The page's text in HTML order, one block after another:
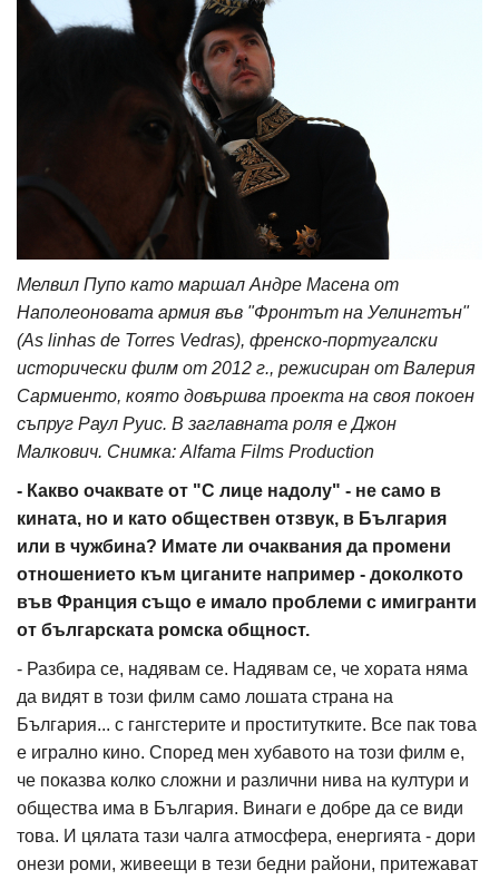
Мелвил Пупо като маршал Андре Масена от
Наполеоновата армия във "Фронтът на Уелингтън"
(As linhas de Torres Vedras), френско-португалски
исторически филм от 2012 г., режисиран от Валерия
Сармиенто, която довършва проекта на своя покоен
съпруг Раул Руис. В заглавната роля е Джон
Малкович. Снимка: Alfama Films Production
- Какво очаквате от "С лице надолу" - не само в
кината, но и като обществен отзвук, в България
или в чужбина? Имате ли очаквания да промени
отношението към циганите например - доколкото
във Франция също е имало проблеми с имигранти
от българската ромска общност.
- Разбира се, надявам се. Надявам се, че хората няма
да видят в този филм само лошата страна на
България... с гангстерите и проститутките. Все пак това
е игрално кино. Според мен хубавото на този филм е,
че показва колко сложни и различни нива на култури и
общества има в България. Винаги е добре да се види
това. И цялата тази чалга атмосфера, енергията - дори
онези роми, живеещи в тези бедни райони, притежават